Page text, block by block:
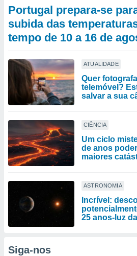
Portugal prepara-se
subida das
tempo de 10 a 16 de
ATUALIDADE
Quer
telemóvel?
salvar a sua
CIÊNCIA
Um ciclo
de anos
maiores
ASTRONOMIA
Incrível:
25 anos-luz
Siga-nos